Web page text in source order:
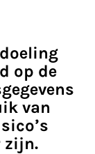
op de
van
zijn.